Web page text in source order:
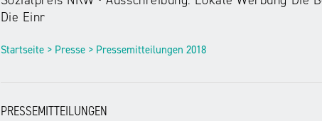
Die Einr
Startseite > Presse > Pressemitteilungen 2018
PRESSEMITTEILUNGEN